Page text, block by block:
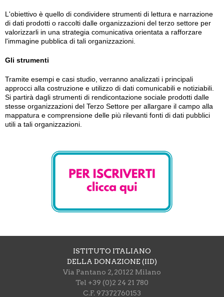
L'obiettivo è quello di condividere strumenti di lettura e narrazione
di dati prodotti o raccolti dalle organizzazioni del terzo settore per
valorizzarli in una strategia comunicativa orientata a rafforzare
l'immagine pubblica di tali organizzazioni.
Gli strumenti
Tramite esempi e casi studio, verranno analizzati i principali
approcci alla costruzione e utilizzo di dati comunicabili e notiziabili.
Si partirà dagli strumenti di rendicontazione sociale prodotti dalle
stesse organizzazioni del Terzo Settore per allargare il campo alla
mappatura e comprensione delle più rilevanti fonti di dati pubblici
utili a tali organizzazioni.
ISTITUTO ITALIANO
DELLA DONAZIONE (IID)
Via Pantano 2, 20122 Milano
Tel +39 (0)2 24 21 780
C.F. 97372760153